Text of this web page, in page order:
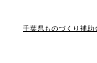
千葉県ものづくり補助